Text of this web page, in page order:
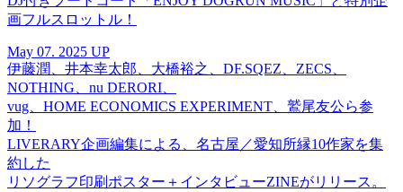
画フルスロットル！
May 07. 2025 UP
伊藤潤、井本幸太郎、大橋裕之、DF.SQEZ、ZECS、
NOTHING、nu DERORI、
vug、HOME ECONOMICS EXPERIMENT、鷲尾友公ら参
加！
LIVERARY企画編集による、名古屋／愛知所縁10作家を集
約した
リソグラフ印刷ポスター＋インタビューZINEがリリース。